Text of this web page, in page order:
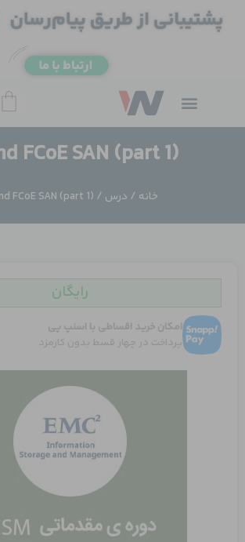
FCoE SAN (part 1)
خانه / درس / IP and FCoE SAN (part 1)
رایگان
امکان خرید اقساطی با اسنپ پی
پرداخت در چهار قسط بدون کارمزد